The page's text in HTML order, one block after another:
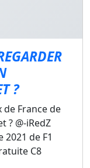
?
France de
@-iRedZ
de F1
C8